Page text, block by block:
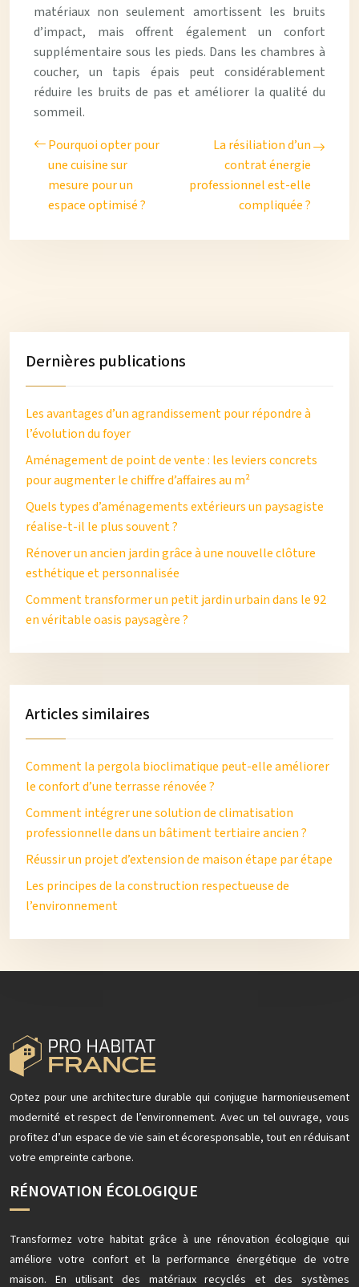
matériaux non seulement amortissent les bruits
d’impact, mais offrent également un confort
supplémentaire sous les pieds. Dans les chambres à
coucher, un tapis épais peut considérablement
réduire les bruits de pas et améliorer la qualité du
sommeil.
Pourquoi opter pour
une cuisine sur
mesure pour un
espace optimisé ?
La résiliation d’un
contrat énergie
professionnel est-elle
compliquée ?
Dernières publications
Les avantages d’un agrandissement pour répondre à
l’évolution du foyer
Aménagement de point de vente : les leviers concrets
pour augmenter le chiffre d’affaires au m²
Quels types d’aménagements extérieurs un paysagiste
réalise-t-il le plus souvent ?
Rénover un ancien jardin grâce à une nouvelle clôture
esthétique et personnalisée
Comment transformer un petit jardin urbain dans le 92
en véritable oasis paysagère ?
Articles similaires
Comment la pergola bioclimatique peut-elle améliorer
le confort d’une terrasse rénovée ?
Comment intégrer une solution de climatisation
professionnelle dans un bâtiment tertiaire ancien ?
Réussir un projet d’extension de maison étape par étape
Les principes de la construction respectueuse de
l’environnement
Optez pour une architecture durable qui conjugue harmonieusement
modernité et respect de l’environnement. Avec un tel ouvrage, vous
profitez d’un espace de vie sain et écoresponsable, tout en réduisant
votre empreinte carbone.
RÉNOVATION ÉCOLOGIQUE
Transformez votre habitat grâce à une rénovation écologique qui
améliore votre confort et la performance énergétique de votre
maison. En utilisant des matériaux recyclés et des systèmes